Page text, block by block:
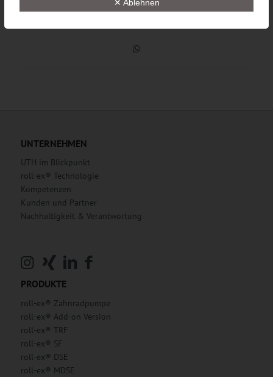
UNTERNEHMEN
UTH im Blickpunkt
roll-ex® Technologie
Kompetenzen
Kunden und Partner
Nachhaltigkeit & Verantwortung
PRODUKTE
roll-ex® Zahnradpumpe
roll-ex® Add-on Version
roll-ex® TRF
roll-ex® SF
roll-ex® DSE
roll-ex® MDSE
✕ Ablehnen